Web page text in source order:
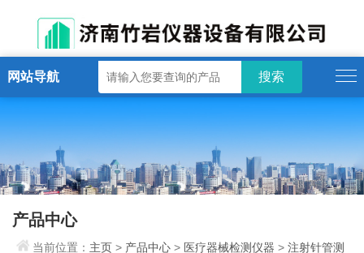
网站导航
产品中心
当前位置： 主页> 产品中心 > 医疗器械检测仪器 >注射针管测